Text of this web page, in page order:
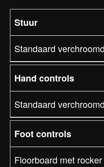
Stuur
Standaard verchroomd
Hand controls
Standaard verchroomd
Foot controls
Floorboard met